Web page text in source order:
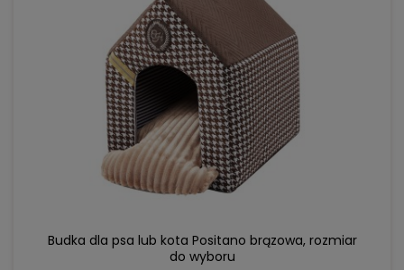
Budka dla psa lub kota Positano brązowa, rozmiar
do wyboru
DO KOSZYKA